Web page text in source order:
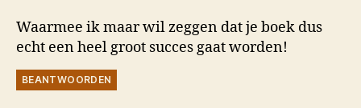
Waarmee ik maar wil zeggen dat je boek dus
echt een heel groot succes gaat worden!
BEANTWOORDEN